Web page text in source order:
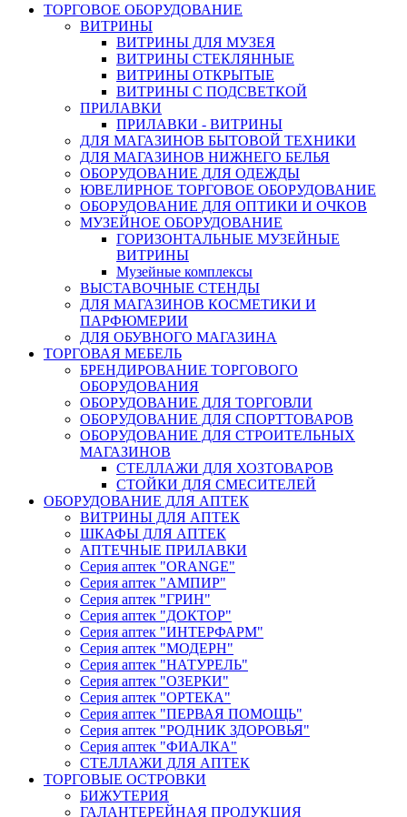
ТОРГОВОЕ ОБОРУДОВАНИЕ
ВИТРИНЫ
ВИТРИНЫ ДЛЯ МУЗЕЯ
ВИТРИНЫ СТЕКЛЯННЫЕ
ВИТРИНЫ ОТКРЫТЫЕ
ВИТРИНЫ С ПОДСВЕТКОЙ
ПРИЛАВКИ
ПРИЛАВКИ - ВИТРИНЫ
ДЛЯ МАГАЗИНОВ БЫТОВОЙ ТЕХНИКИ
ДЛЯ МАГАЗИНОВ НИЖНЕГО БЕЛЬЯ
ОБОРУДОВАНИЕ ДЛЯ ОДЕЖДЫ
ЮВЕЛИРНОЕ ТОРГОВОЕ ОБОРУДОВАНИЕ
ОБОРУДОВАНИЕ ДЛЯ ОПТИКИ И ОЧКОВ
МУЗЕЙНОЕ ОБОРУДОВАНИЕ
ГОРИЗОНТАЛЬНЫЕ МУЗЕЙНЫЕ
ВИТРИНЫ
Музейные комплексы
ВЫСТАВОЧНЫЕ СТЕНДЫ
ДЛЯ МАГАЗИНОВ КОСМЕТИКИ И
ПАРФЮМЕРИИ
ДЛЯ ОБУВНОГО МАГАЗИНА
ТОРГОВАЯ МЕБЕЛЬ
БРЕНДИРОВАНИЕ ТОРГОВОГО
ОБОРУДОВАНИЯ
ОБОРУДОВАНИЕ ДЛЯ ТОРГОВЛИ
ОБОРУДОВАНИЕ ДЛЯ СПОРТТОВАРОВ
ОБОРУДОВАНИЕ ДЛЯ СТРОИТЕЛЬНЫХ
МАГАЗИНОВ
СТЕЛЛАЖИ ДЛЯ ХОЗТОВАРОВ
СТОЙКИ ДЛЯ СМЕСИТЕЛЕЙ
ОБОРУДОВАНИЕ ДЛЯ АПТЕК
ВИТРИНЫ ДЛЯ АПТЕК
ШКАФЫ ДЛЯ АПТЕК
АПТЕЧНЫЕ ПРИЛАВКИ
Серия аптек "ORANGE"
Серия аптек "АМПИР"
Серия аптек "ГРИН"
Серия аптек "ДОКТОР"
Серия аптек "ИНТЕРФАРМ"
Серия аптек "МОДЕРН"
Серия аптек "НАТУРЕЛЬ"
Серия аптек "ОЗЕРКИ"
Серия аптек "ОРТЕКА"
Серия аптек "ПЕРВАЯ ПОМОЩЬ"
Серия аптек "РОДНИК ЗДОРОВЬЯ"
Серия аптек "ФИАЛКА"
СТЕЛЛАЖИ ДЛЯ АПТЕК
ТОРГОВЫЕ ОСТРОВКИ
БИЖУТЕРИЯ
ГАЛАНТЕРЕЙНАЯ ПРОДУКЦИЯ